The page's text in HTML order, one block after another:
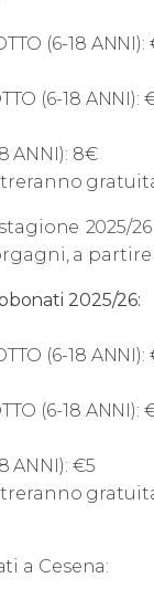
(6-18 ANNI):
(6-18 ANNI):
ANNI): 8€
2025/
a
2025/26:
(6-18 ANNI):
(6-18 ANNI):
ANNI): €5
a Cesena: